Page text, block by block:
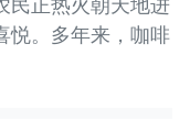
悦。多年来，咖啡